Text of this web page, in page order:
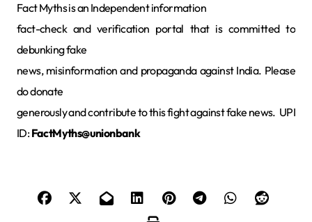
Fact Myths is an Independent information
fact-check and verification portal that is committed to
debunking fake
news, misinformation and propaganda against India. Please
do donate
generously and contribute to this fight against fake news. UPI
ID:FactMyths@unionbank